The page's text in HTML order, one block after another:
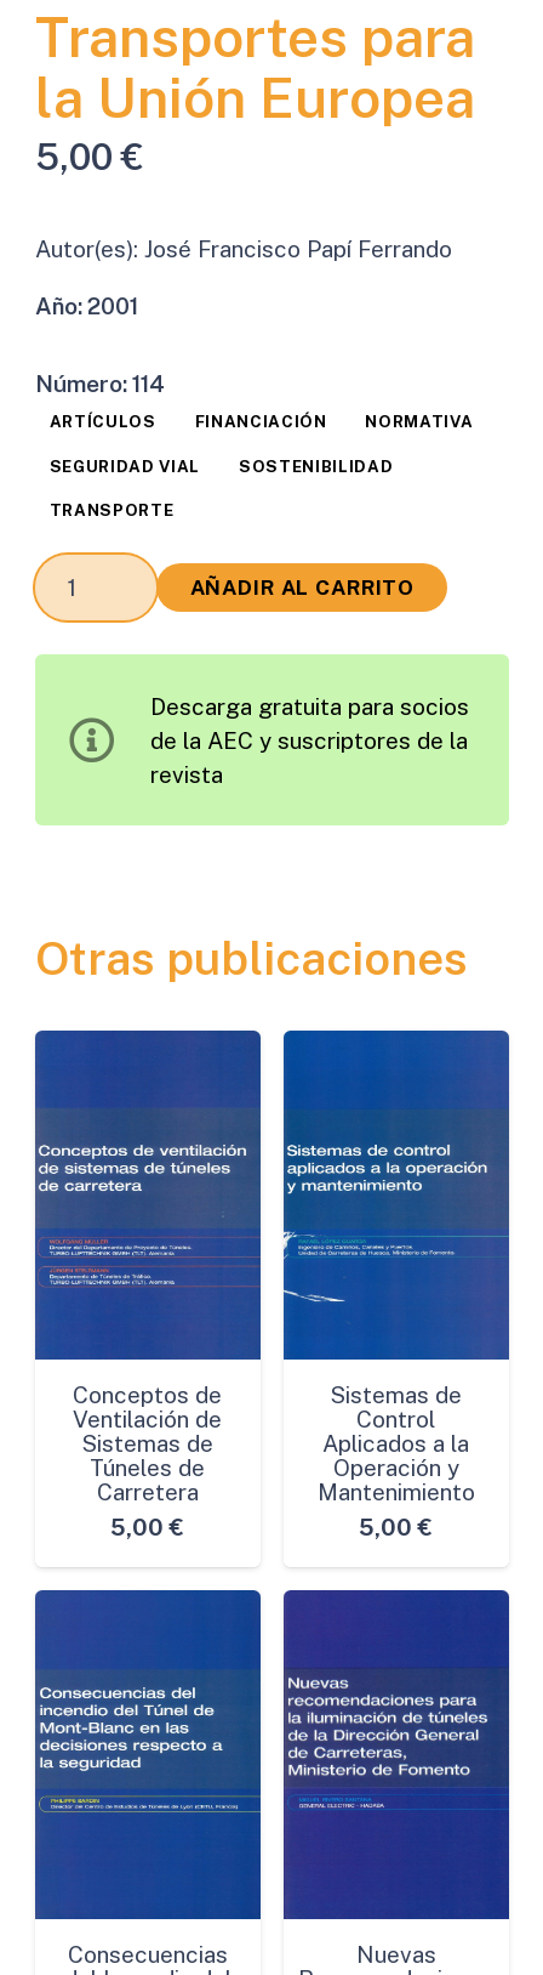
Transportes para
la Unión Europea
5,00€
Autor(es): José Francisco Papí Ferrando
Año:2001
Número:114
ARTÍCULOS FINANCIACIÓN NORMATIVA
SEGURIDAD VIAL SOSTENIBILIDAD
TRANSPORTE
Los
Retos
Federación
Europea
Política
Común
la
Unión
Europea
AÑADIR AL CARRITO
Descarga gratuita para socios
de la AEC y suscriptores de la
revista
Otras publicaciones
Conceptos de
Ventilación de
Sistemas de
Túneles de
Carretera
5,00 €
Sistemas de
Control
Aplicados a la
Operación y
Mantenimiento
5,00 €
Consecuencias
Nuevas